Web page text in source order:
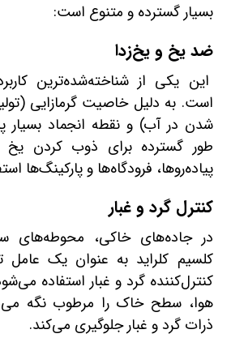
بسیار گسترده و متنوع است:
ضد یخ و یخ‌زدا
این یکی از شناخته‌شده‌ترین
است. به دلیل خاصیت گرمازایی
شدن در آب) و نقطه انجماد بسیار
طور گسترده برای ذوب کردن یخ
پیاده‌روها، فرودگاه‌ها و پارکینگ‌ها
کنترل گرد و غبار
در جاده‌های خاکی، محوطه‌های
کلسیم کلراید به عنوان یک عامل
کنترل‌کننده گرد و غبار استفاده
هوا، سطح خاک را مرطوب نگه
ذرات گرد و غبار جلوگیری می‌کند.